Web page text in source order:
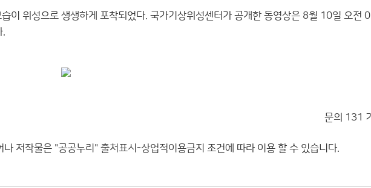
이 위성으로 생생하게 포착되었다. 국가기상위성센터가 공개한 동영상은 8월 10일 오전
.
문의 131
나 저작물은 "공공누리" 출처표시-상업적이용금지 조건에 따라 이용 할 수 있습니다.